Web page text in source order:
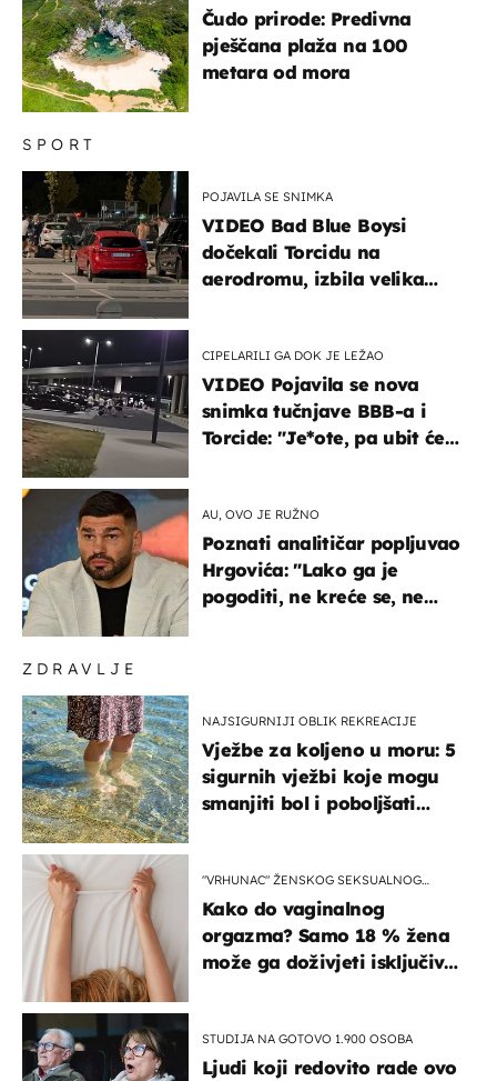
ZDRAVLJE
NAJSIGURNIJI OBLIK REKREACIJE
Vježbe za koljeno u moru: 5
sigurnih vježbi koje mogu
smanjiti bol i poboljšati
"VRHUNAC" ŽENSKOG SEKSUALNOG
Kako do vaginalnog
orgazma? Samo 18 % žena
može ga doživjeti isključivo
STUDIJA NA GOTOVO 1.900 OSOBA
Ljudi koji redovito rade ovo
SPORT
POJAVILA SE SNIMKA
VIDEO Bad Blue Boysi
dočekali Torcidu na
aerodromu, izbila velika
CIPELARILI GA DOK JE LEŽAO
VIDEO Pojavila se nova
snimka tučnjave BBB-a i
Torcide: "Je*ote, pa ubit će
AU, OVO JE RUŽNO
Poznati analitičar popljuvao
Hrgovića: "Lako ga je
pogoditi, ne kreće se, ne
Čudo prirode: Predivna
pješčana plaža na 100
metara od mora